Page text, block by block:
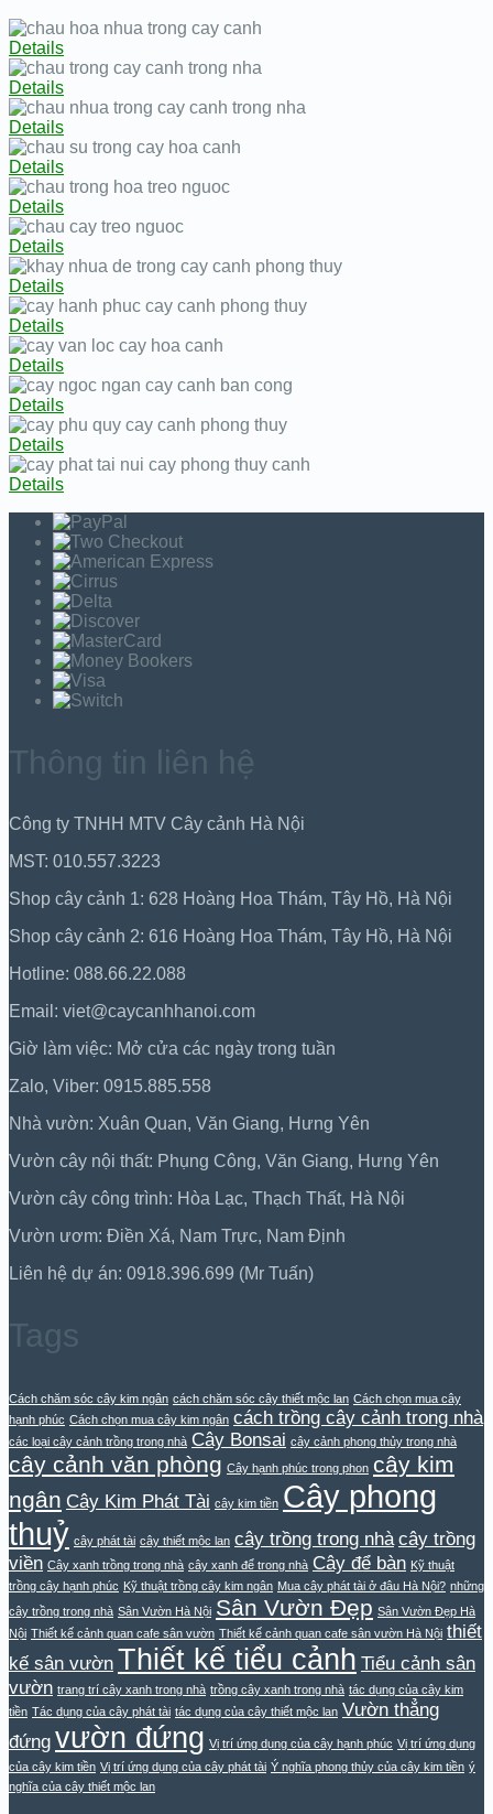
Details
Details
Details
Details
Details
Details
Details
Details
Details
Details
Details
Details
Thông tin liên hệ
Công ty TNHH MTV Cây cảnh Hà Nội
MST: 010.557.3223
Shop cây cảnh 1: 628 Hoàng Hoa Thám, Tây Hồ, Hà Nội
Shop cây cảnh 2: 616 Hoàng Hoa Thám, Tây Hồ, Hà Nội
Hotline: 088.66.22.088
Email: viet@caycanhhanoi.com
Giờ làm việc: Mở cửa các ngày trong tuần
Zalo, Viber: 0915.885.558
Nhà vườn: Xuân Quan, Văn Giang, Hưng Yên
Vườn cây nội thất: Phụng Công, Văn Giang, Hưng Yên
Vườn cây công trình: Hòa Lạc, Thạch Thất, Hà Nội
Vườn ươm: Điền Xá, Nam Trực, Nam Định
Liên hệ dự án: 0918.396.699 (Mr Tuấn)
Tags
Cách chăm sóc cây kim ngân cách chăm sóc cây thiết mộc lan Cách chọn mua cây
hạnh phúc Cách chọn mua cây kim ngân cách trồng cây cảnh trong nhà
các loại cây cảnh trồng trong nhà Cây Bonsai cây cảnh phong thủy trong nhà
cây cảnh văn phòng Cây hạnh phúc trong phon cây kim
ngân Cây Kim Phát Tài cây kim tiền Cây phong
thuỷ cây phát tài cây thiết mộc lan cây trồng trong nhà cây trồng
viền Cây xanh trồng trong nhà cây xanh để trong nhà Cây để bàn Kỹ thuật
trồng cây hạnh phúc Kỹ thuật trồng cây kim ngân Mua cây phát tài ở đâu Hà Nội? những
cây trồng trong nhà Sân Vườn Hà Nội Sân Vườn Đẹp Sân Vườn Đẹp Hà
Nội Thiết kế cảnh quan cafe sân vườn Thiết kế cảnh quan cafe sân vườn Hà Nội thiết
kế sân vườn Thiết kế tiểu cảnh Tiểu cảnh sân
vườn trang trí cây xanh trong nhà trồng cây xanh trong nhà tác dụng của cây kim
tiền Tác dụng của cây phát tài tác dụng của cây thiết mộc lan Vườn thẳng
đứng vườn đứng Vị trí ứng dụng của cây hạnh phúc Vị trí ứng dụng
của cây kim tiền Vị trí ứng dụng của cây phát tài Ý nghĩa phong thủy của cây kim tiền ý
nghĩa của cây thiết mộc lan